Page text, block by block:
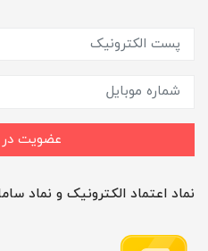
عضویت در
نماد اعتماد الکترونیک و نماد